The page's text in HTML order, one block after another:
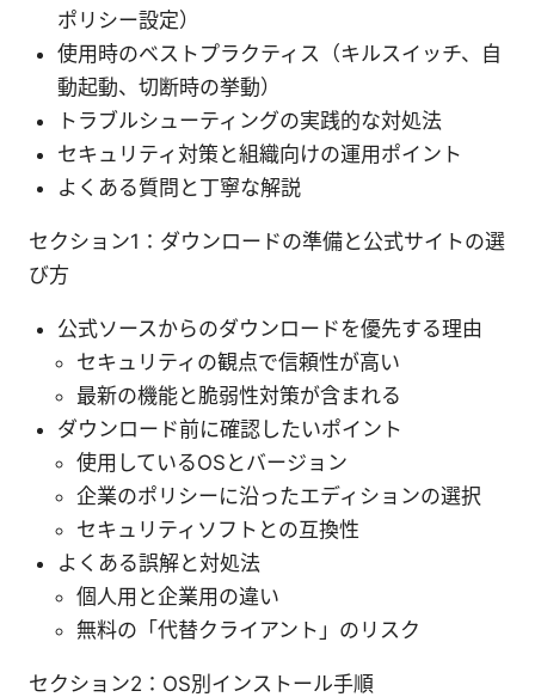
ポリシー設定）
使用時のベストプラクティス（キルスイッチ、自
動起動、切断時の挙動）
トラブルシューティングの実践的な対処法
セキュリティ対策と組織向けの運用ポイント
よくある質問と丁寧な解説
セクション1：ダウンロードの準備と公式サイトの選
び方
公式ソースからのダウンロードを優先する理由
セキュリティの観点で信頼性が高い
最新の機能と脆弱性対策が含まれる
ダウンロード前に確認したいポイント
使用しているOSとバージョン
企業のポリシーに沿ったエディションの選択
セキュリティソフトとの互換性
よくある誤解と対処法
個人用と企業用の違い
無料の「代替クライアント」のリスク
セクション2：OS別インストール手順